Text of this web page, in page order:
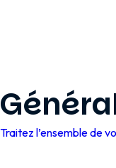
Traitez l’ensemble de